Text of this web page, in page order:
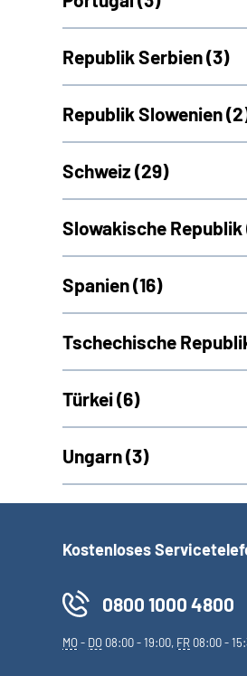
Republik Serbien (3)
Republik Slowenien (
Schweiz (29)
Slowakische Republik
Spanien (16)
Tschechische
Türkei (6)
Ungarn (3)
Kostenloses
0800 1000 4800
MO- DO 08:00 - 19:00, FR 08:00 -